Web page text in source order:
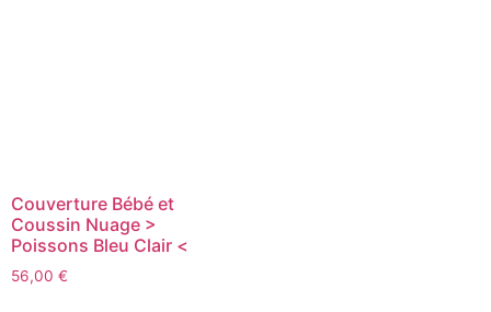
Couverture Bébé et
Coussin Nuage >
Poissons Bleu Clair <
56,00 €